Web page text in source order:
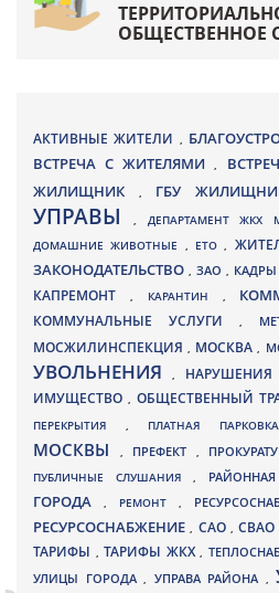
ОБЩЕСТВЕННОЕ
АКТИВНЫЕ ЖИТЕЛИ ,
ВСТРЕЧА С ЖИТЕЛЯМИ,
ЖИЛИЩНИК
, ГБУ
УПРАВЫ, ДЕПАРТАМЕНТ ЖКХ
ДОМАШНИЕ ЖИВОТНЫЕ , ЕТО,
ЗАКОНОДАТЕЛЬСТВО , ЗАО ,
КАПРЕМОНТ , КАРАНТИН ,
КОММУНАЛЬНЫЕ УСЛУГИ ,
МОСЖИЛИНСПЕКЦИЯ, МОСКВА ,
УВОЛЬНЕНИЯ, НАРУШЕНИЯ
ИМУЩЕСТВО , ОБЩЕСТВЕННЫЙ
ПЕРЕКРЫТИЯ , ПЛАТНАЯ
МОСКВЫ
, ПРЕФЕКТ ,
ПУБЛИЧНЫЕ СЛУШАНИЯ ,
ГОРОДА
, РЕМОНТ ,
РЕСУРСОСНАБЖЕНИЕ, САО,СВАО
ТАРИФЫ , ТАРИФЫ ЖКХ ,
УЛИЦЫ ГОРОДА , УПРАВА РАЙОНА ,